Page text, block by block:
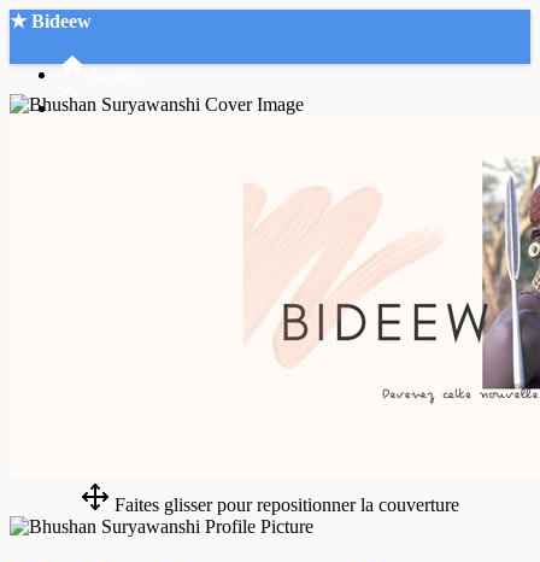
★ Bideew
Faites glisser pour repositionner la couverture